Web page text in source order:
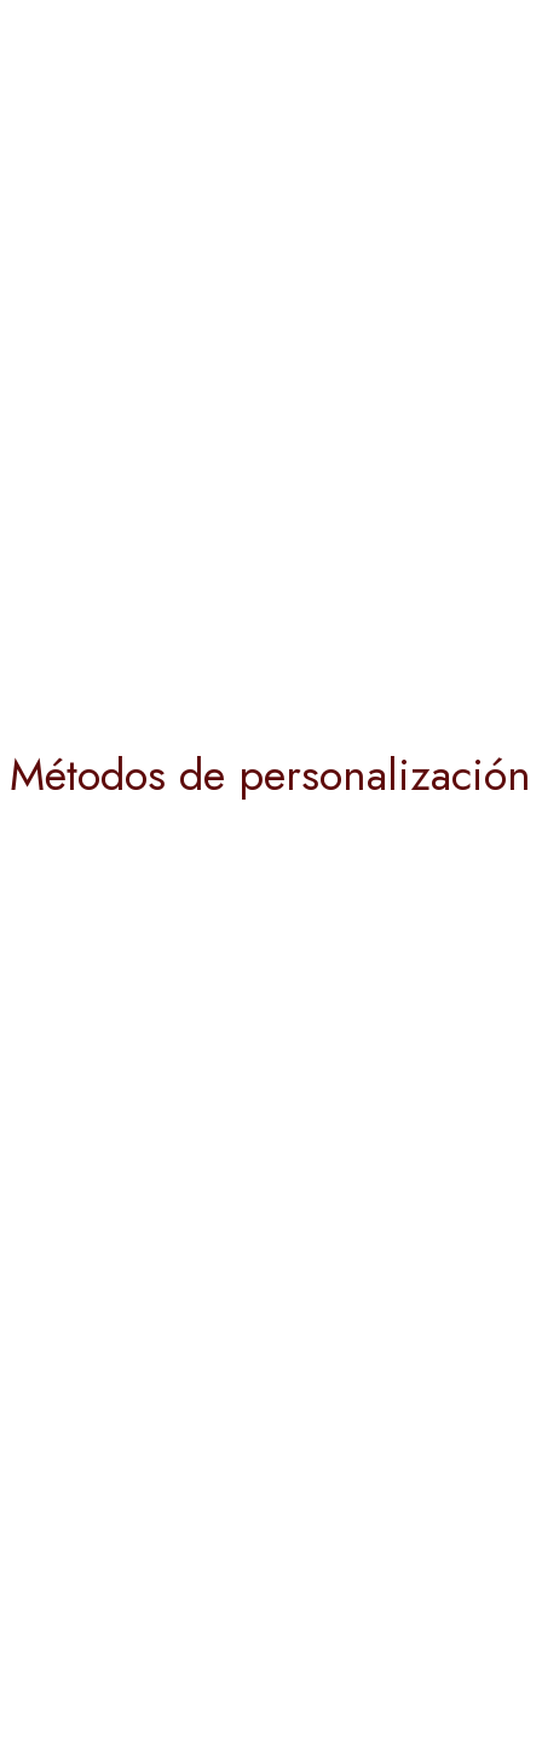
Métodos de personalización